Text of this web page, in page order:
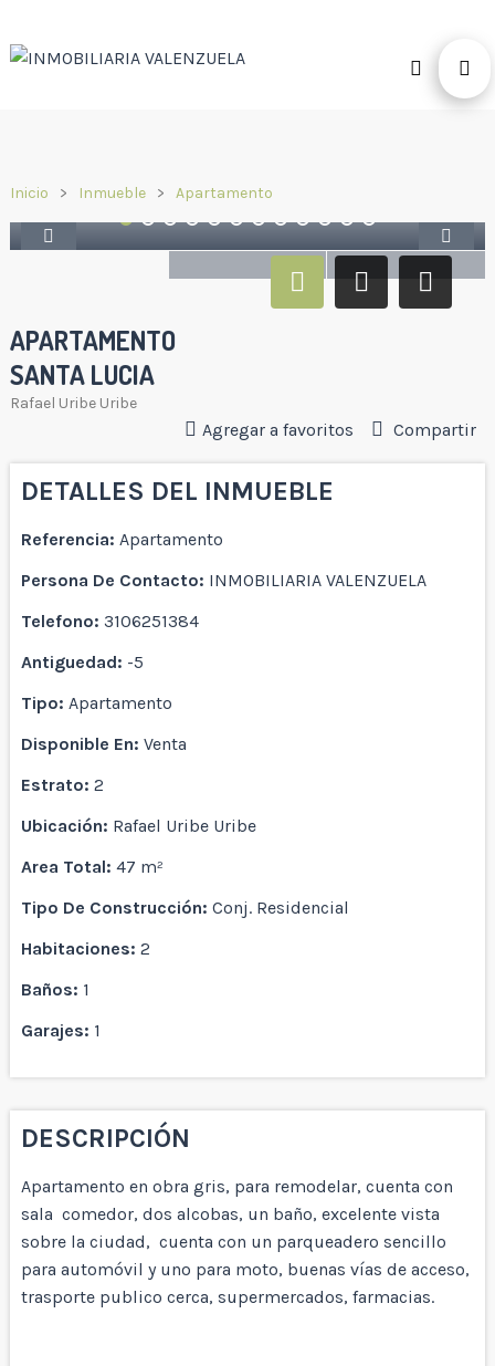
Inicio Inmueble Apartamento
APARTAMENTO
SANTA LUCIA
Rafael Uribe Uribe
Compartir
Agregar a favoritos
DETALLES DEL INMUEBLE
Referencia: Apartamento
Persona De Contacto: INMOBILIARIA VALENZUELA
Telefono: 3106251384
Antiguedad: -5
Tipo: Apartamento
Disponible En: Venta
Estrato: 2
Ubicación: Rafael Uribe Uribe
Area Total:
47 m²
Tipo De Construcción: Conj. Residencial
Habitaciones: 2
Baños: 1
Garajes: 1
DESCRIPCIÓN
Apartamento en obra gris, para remodelar, cuenta con
sala comedor, dos alcobas, un baño, excelente vista
sobre la ciudad, cuenta con un parqueadero sencillo
para automóvil y uno para moto, buenas vías de acceso,
trasporte publico cerca, supermercados, farmacias.